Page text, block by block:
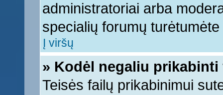
administratoriai arba
specialių forumų
Į viršų
» Kodėl negaliu prikabinti
Teisės failų prikabinimui